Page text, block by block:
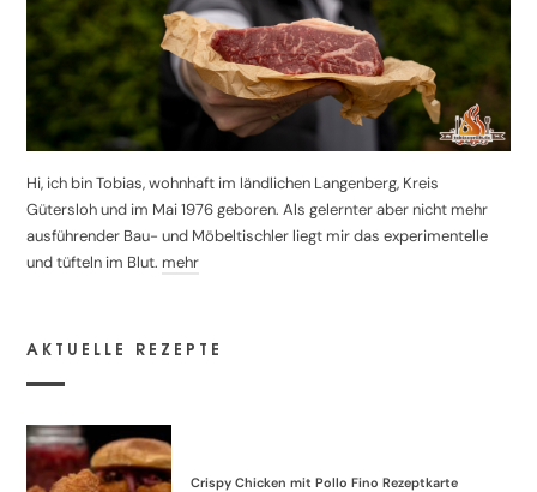
Hi, ich bin Tobias, wohnhaft im ländlichen Langenberg, Kreis
Gütersloh und im Mai 1976 geboren. Als gelernter aber nicht mehr
ausführender Bau- und Möbeltischler liegt mir das experimentelle
und tüfteln im Blut. mehr
AKTUELLE REZEPTE
Crispy Chicken mit Pollo Fino Rezeptkarte